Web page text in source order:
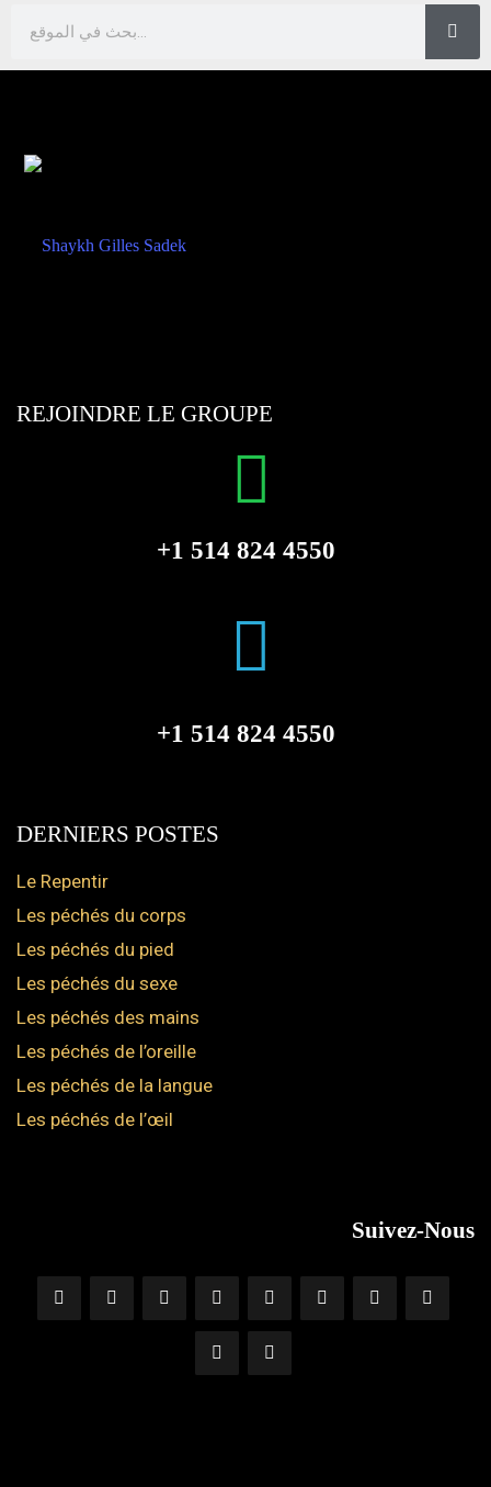
REJOINDRE LE GROUPE
+1 514 824 4550
+1 514 824 4550
DERNIERS POSTES
Le Repentir
Les péchés du corps
Les péchés du pied
Les péchés du sexe
Les péchés des mains
Les péchés de l’oreille
Les péchés de la langue
Les péchés de l’œil
Suivez-Nous